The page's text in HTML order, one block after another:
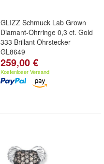
GLIZZ Schmuck Lab Grown
Diamant-Ohrringe 0,3 ct. Gold
333 Brillant Ohrstecker
GL8649
259,00 €
Kostenloser Versand